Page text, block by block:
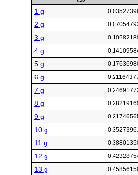
1 g
2 g
3 g
4 g
5 g
6 g
7 g
8 g
9 g
10 g
11 g
12 g
13 g